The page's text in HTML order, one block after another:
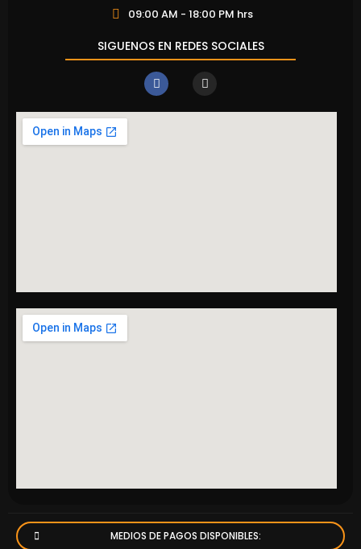
09:00 AM - 18:00 PM hrs
SIGUENOS EN REDES SOCIALES
MEDIOS DE PAGOS DISPONIBLES: